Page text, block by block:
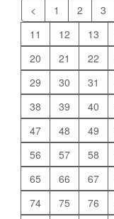
< 1 2 3
11
12 13
20
21 22
29
30 31
38
39 40
47
48 49
56
57 58
65
66 67
74
75 76